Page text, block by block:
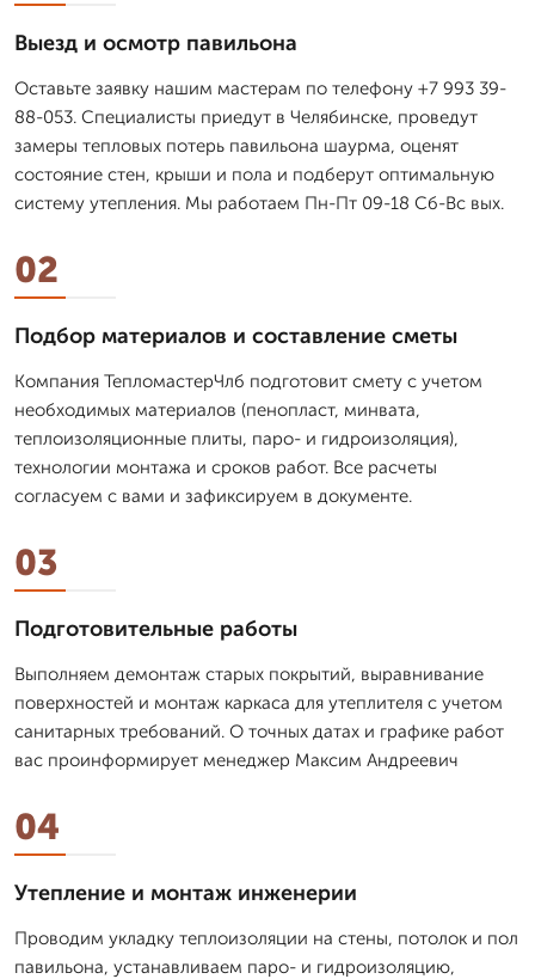
Выезд и осмотр павильона
Оставьте заявку нашим мастерам по телефону +7 993 39-
88-053. Специалисты приедут в Челябинске, проведут
замеры тепловых потерь павильона шаурма, оценят
состояние стен, крыши и пола и подберут оптимальную
систему утепления. Мы работаем Пн-Пт 09-18 Сб-Вс вых.
02
Подбор материалов и составление сметы
Компания ТепломастерЧлб подготовит смету с учетом
необходимых материалов (пенопласт, минвата,
теплоизоляционные плиты, паро- и гидроизоляция),
технологии монтажа и сроков работ. Все расчеты
согласуем с вами и зафиксируем в документе.
03
Подготовительные работы
Выполняем демонтаж старых покрытий, выравнивание
поверхностей и монтаж каркаса для утеплителя с учетом
санитарных требований. О точных датах и графике работ
вас проинформирует менеджер Максим Андреевич
04
Утепление и монтаж инженерии
Проводим укладку теплоизоляции на стены, потолок и пол
павильона, устанавливаем паро- и гидроизоляцию,